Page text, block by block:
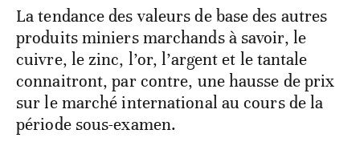
La tendance des valeurs de base des autres
produits miniers marchands à savoir, le
cuivre, le zinc, l’or, l’argent et le tantale
connaitront, par contre, une hausse de prix
sur le marché international au cours de la
période sous-examen.